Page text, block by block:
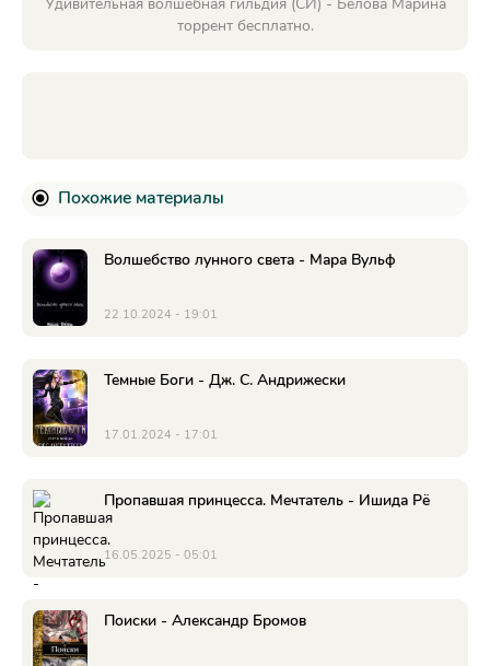
торрент бесплатно.
Похожие материалы
Волшебство лунного света - Мара Вульф
22.10.2024 - 19:01
Темные Боги - Дж. С. Андрижески
17.01.2024 - 17:01
Пропавшая принцесса. Мечтатель - Ишида Рё
16.05.2025 - 05:01
Поиски - Александр Бромов